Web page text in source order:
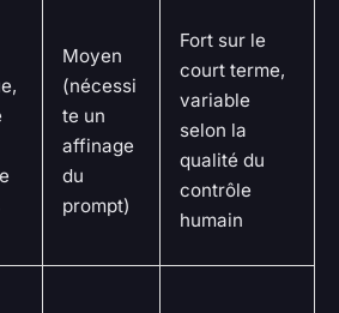
Moyen
(nécessi
te un
affinage
du
prompt)
Fort sur le
court terme,
variable
selon la
qualité du
contrôle
humain